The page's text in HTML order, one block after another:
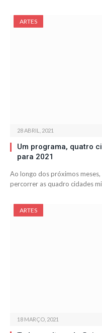
ARTES
28 ABRIL, 2021
Um programa, quatro
para 2021
Ao longo dos próximos
percorrer as quadro cidades
ARTES
18 MARÇO, 2021